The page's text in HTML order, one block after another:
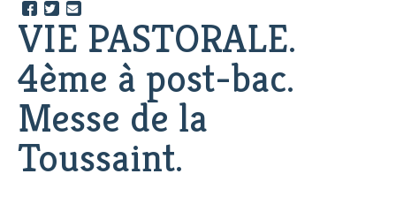
VIE PASTORALE.
4ème à post-bac.
Messe de la
Toussaint.